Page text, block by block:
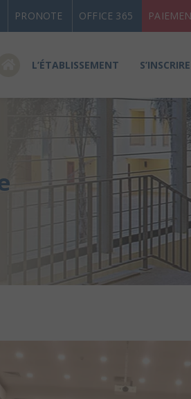
PRONOTE OFFICE 365
L’ÉTABLISSEMENT S’INSCRIRE